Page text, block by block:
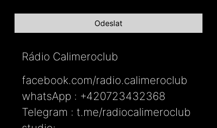
Rádio Calimeroclub
facebook.com/radio.calimeroclub
whatsApp : +420723432368
Telegram : t.me/radiocalimeroclub